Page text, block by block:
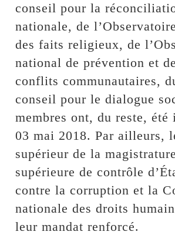
conseil pour la
nationale, de
des faits religieux, de
national de prévention et
conflits communautaires,
conseil pour le dialogue
membres ont, du reste, été
03 mai 2018. Par ailleurs,
supérieur de la
supérieure de contrôle
contre la corruption et la
nationale des droits
leur mandat renforcé.